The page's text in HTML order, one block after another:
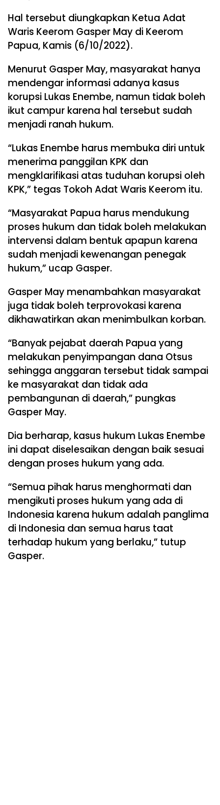
Hal tersebut diungkapkan Ketua Adat
Waris Keerom Gasper May di Keerom
Papua, Kamis (6/10/2022).
Menurut Gasper May, masyarakat hanya
mendengar informasi adanya kasus
korupsi Lukas Enembe, namun tidak boleh
ikut campur karena hal tersebut sudah
menjadi ranah hukum.
“Lukas Enembe harus membuka diri untuk
menerima panggilan KPK dan
mengklarifikasi atas tuduhan korupsi oleh
KPK,” tegas Tokoh Adat Waris Keerom itu.
“Masyarakat Papua harus mendukung
proses hukum dan tidak boleh melakukan
intervensi dalam bentuk apapun karena
sudah menjadi kewenangan penegak
hukum,” ucap Gasper.
Gasper May menambahkan masyarakat
juga tidak boleh terprovokasi karena
dikhawatirkan akan menimbulkan korban.
“Banyak pejabat daerah Papua yang
melakukan penyimpangan dana Otsus
sehingga anggaran tersebut tidak sampai
ke masyarakat dan tidak ada
pembangunan di daerah,” pungkas
Gasper May.
Dia berharap, kasus hukum Lukas Enembe
ini dapat diselesaikan dengan baik sesuai
dengan proses hukum yang ada.
“Semua pihak harus menghormati dan
mengikuti proses hukum yang ada di
Indonesia karena hukum adalah panglima
di Indonesia dan semua harus taat
terhadap hukum yang berlaku,” tutup
Gasper.